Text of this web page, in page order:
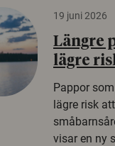
19 juni 2026
Längre
lägre
Pappor
lägre risk
visar en ny